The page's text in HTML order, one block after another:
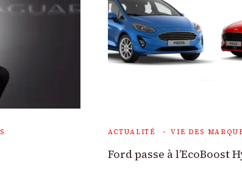
ACTUALITÉ VIE DES
Ford passe à l’EcoBoost